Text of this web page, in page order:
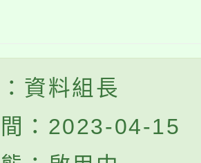
資料組長
：2023-04-15